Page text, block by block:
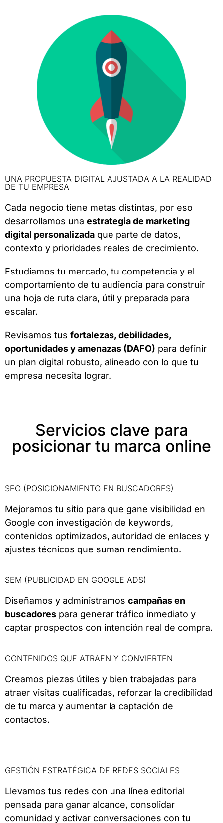
UNA PROPUESTA DIGITAL AJUSTADA A LA REALIDAD
DE TU EMPRESA
Cada negocio tiene metas distintas, por eso
desarrollamos una estrategia de marketing
digital personalizada que parte de datos,
contexto y prioridades reales de crecimiento.
Estudiamos tu mercado, tu competencia y el
comportamiento de tu audiencia para construir
una hoja de ruta clara, útil y preparada para
escalar.
Revisamos tus fortalezas, debilidades,
oportunidades y amenazas (DAFO) para definir
un plan digital robusto, alineado con lo que tu
empresa necesita lograr.
Servicios clave para
posicionar tu marca online
SEO (POSICIONAMIENTO EN BUSCADORES)
Mejoramos tu sitio para que gane visibilidad en
Google con investigación de keywords,
contenidos optimizados, autoridad de enlaces y
ajustes técnicos que suman rendimiento.
SEM (PUBLICIDAD EN GOOGLE ADS)
Diseñamos y administramos campañas en
buscadores para generar tráfico inmediato y
captar prospectos con intención real de compra.
CONTENIDOS QUE ATRAEN Y CONVIERTEN
Creamos piezas útiles y bien trabajadas para
atraer visitas cualificadas, reforzar la credibilidad
de tu marca y aumentar la captación de
contactos.
GESTIÓN ESTRATÉGICA DE REDES SOCIALES
Llevamos tus redes con una línea editorial
pensada para ganar alcance, consolidar
comunidad y activar conversaciones con tu